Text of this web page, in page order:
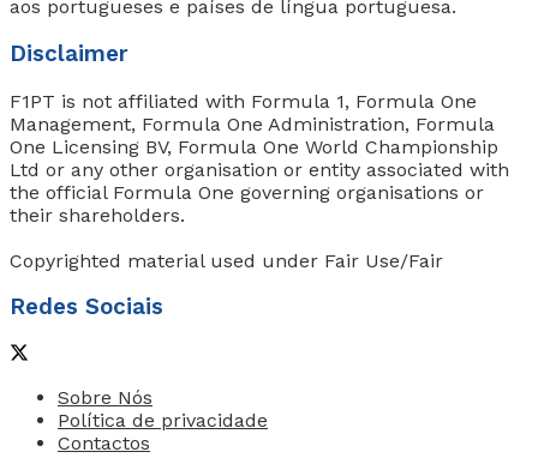
aos portugueses e países de língua portuguesa.
Disclaimer
F1PT is not affiliated with Formula 1, Formula One
Management, Formula One Administration, Formula
One Licensing BV, Formula One World Championship
Ltd or any other organisation or entity associated with
the official Formula One governing organisations or
their shareholders.
Copyrighted material used under Fair Use/Fair
Redes Sociais
Sobre Nós
Política de privacidade
Contactos